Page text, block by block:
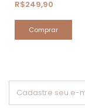
R$249,90
Comprar